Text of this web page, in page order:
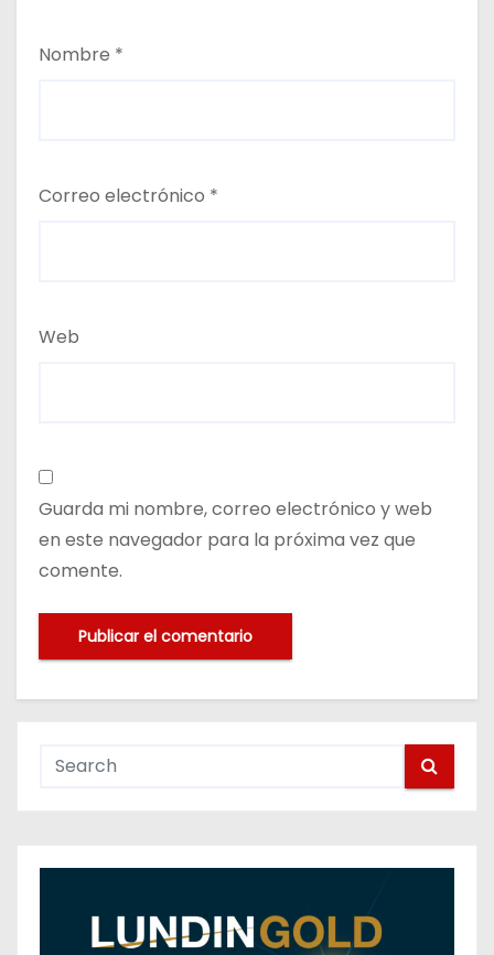
Nombre *
Correo electrónico *
Web
Guarda mi nombre, correo electrónico y web
en este navegador para la próxima vez que
comente.